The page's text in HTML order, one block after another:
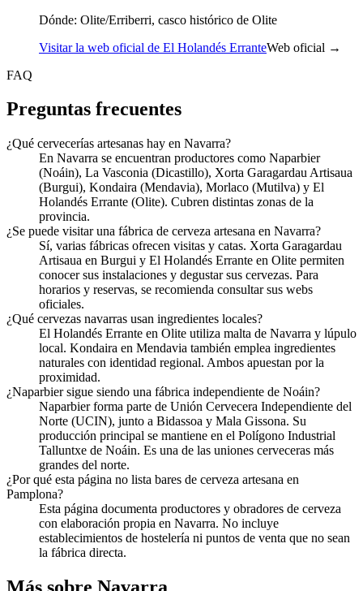
Dónde: Olite/Erriberri, casco histórico de Olite
Visitar la web oficial de El Holandés ErranteWeb oficial →
FAQ
Preguntas frecuentes
¿Qué cervecerías artesanas hay en Navarra?
En Navarra se encuentran productores como Naparbier
(Noáin), La Vasconia (Dicastillo), Xorta Garagardau Artisaua
(Burgui), Kondaira (Mendavia), Morlaco (Mutilva) y El
Holandés Errante (Olite). Cubren distintas zonas de la
provincia.
¿Se puede visitar una fábrica de cerveza artesana en Navarra?
Sí, varias fábricas ofrecen visitas y catas. Xorta Garagardau
Artisaua en Burgui y El Holandés Errante en Olite permiten
conocer sus instalaciones y degustar sus cervezas. Para
horarios y reservas, se recomienda consultar sus webs
oficiales.
¿Qué cervezas navarras usan ingredientes locales?
El Holandés Errante en Olite utiliza malta de Navarra y lúpulo
local. Kondaira en Mendavia también emplea ingredientes
naturales con identidad regional. Ambos apuestan por la
proximidad.
¿Naparbier sigue siendo una fábrica independiente de Noáin?
Naparbier forma parte de Unión Cervecera Independiente del
Norte (UCIN), junto a Bidassoa y Mala Gissona. Su
producción principal se mantiene en el Polígono Industrial
Talluntxe de Noáin. Es una de las uniones cerveceras más
grandes del norte.
¿Por qué esta página no lista bares de cerveza artesana en
Pamplona?
Esta página documenta productores y obradores de cerveza
con elaboración propia en Navarra. No incluye
establecimientos de hostelería ni puntos de venta que no sean
la fábrica directa.